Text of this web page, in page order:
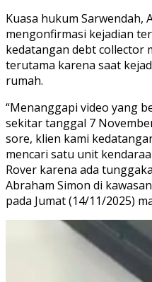
Kuasa hukum Sarwendah,
mengonfirmasi kejadian
kedatangan debt collector
terutama karena saat
rumah.
“Menanggapi video yang
sekitar tanggal 7
sore, klien kami
mencari satu unit
Rover karena ada
Abraham Simon di
pada Jumat (14/11/2025)